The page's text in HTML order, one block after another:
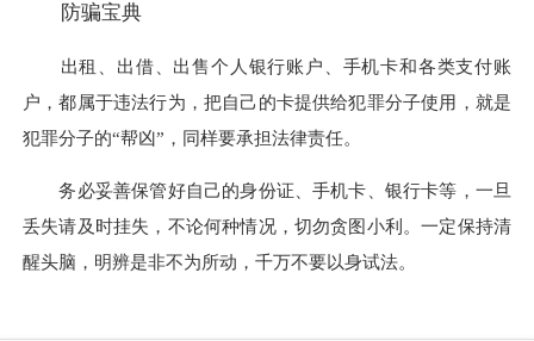
防骗宝典
出租、出借、出售个人银行账户、手机卡和各类支付账
户，都属于违法行为，把自己的卡提供给犯罪分子使用，就是
犯罪分子的“帮凶”，同样要承担法律责任。
务必妥善保管好自己的身份证、手机卡、银行卡等，一旦
丢失请及时挂失，不论何种情况，切勿贪图小利。一定保持清
醒头脑，明辨是非不为所动，千万不要以身试法。